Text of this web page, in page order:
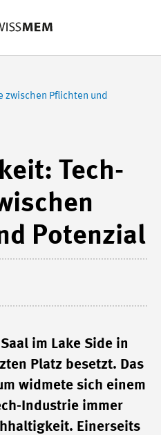
zwischen Pflichten und
Tech-
Potenzial
im Lake Side in
Platz besetzt. Das
widmete sich einem
Industrie immer
Einerseits